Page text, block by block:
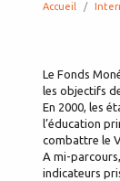
Accueil
Le Fonds
les objectifs
En 2000, les
l’éducation
combattre le
A mi-
indicateurs